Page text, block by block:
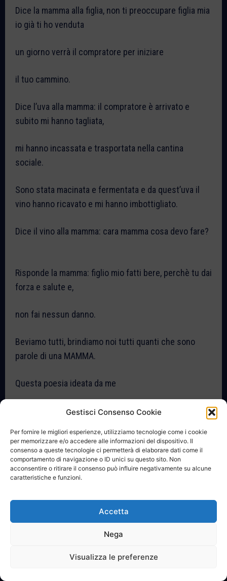
Gestisci Consenso Cookie
Per fornire le migliori esperienze, utilizziamo tecnologie come i cookie
per memorizzare e/o accedere alle informazioni del dispositivo. Il
consenso a queste tecnologie ci permetterà di elaborare dati come il
comportamento di navigazione o ID unici su questo sito. Non
acconsentire o ritirare il consenso può influire negativamente su alcune
caratteristiche e funzioni.
Accetta
Nega
Visualizza le preferenze
Dice la mamma alla figlia, non ti preoccupare figlia mia
io già ti ho venduta
un giorno verrà il compratore per iniziare
il tuo cammino.
Dice l’uva alla mamma: il compratore è arrivato e
subito mi hanno tagliata,
mi hanno incassata e trasportata nella cantina
sociale.
Sono stata macinata e fermentata e da quest’uva il
vino hanno ricavato e mi hanno imbottigliato.
Dice il vino alla mamma: cara mamma cosa devo fare?
Risponde la mamma: figlio mio fatti bere, perchè tu dai
forza e salute e,
non fai nessun danno.
Beviamo tutti, brindiamo noi tutti quanti che sono
parole di una MAMMA.
Questa poesia ideata da me
è stata scritta il 20/12/2013
Antonio Di Ionno